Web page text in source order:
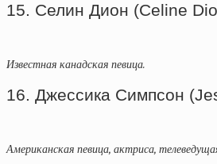
15. Селин Дион (Cеline
Известная канадская певица.
16. Джессика Симпсон
Американская певица, актриса,